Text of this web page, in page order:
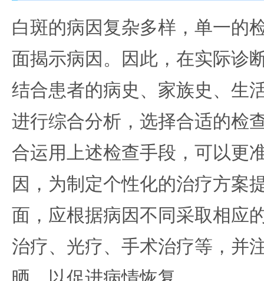
白斑的病因复杂多样，单一的
面揭示病因。因此，在实际诊
结合患者的病史、家族史、生
进行综合分析，选择合适的检
合运用上述检查手段，可以更
因，为制定个性化的治疗方案
面，应根据病因不同采取相应
治疗、光疗、手术治疗等，并